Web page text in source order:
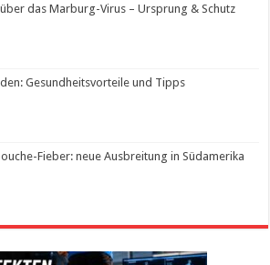
das Marburg-Virus – Ursprung & Schutz
Gesundheitsvorteile und Tipps
Fieber: neue Ausbreitung in Südamerika